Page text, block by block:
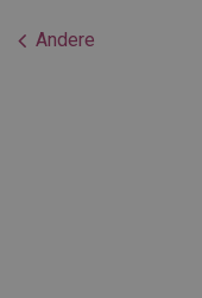
Andere